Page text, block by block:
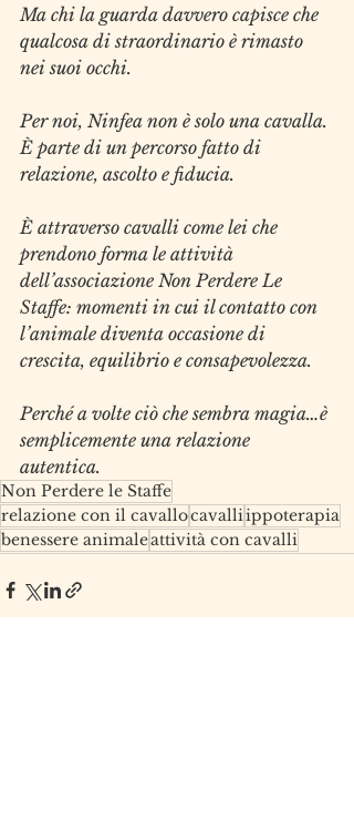
Ma chi la guarda davvero capisce che
qualcosa di straordinario è rimasto
nei suoi occhi.
Per noi, Ninfea non è solo una cavalla.
È parte di un percorso fatto di
relazione, ascolto e fiducia.
È attraverso cavalli come lei che
prendono forma le attività
dell’associazione Non Perdere Le
Staffe: momenti in cui il contatto con
l’animale diventa occasione di
crescita, equilibrio e consapevolezza.
Perché a volte ciò che sembra magia…è
semplicemente una relazione
autentica.
Non Perdere le Staffe
relazione con il cavallocavalliippoterapia
benessere animaleattività con cavalli